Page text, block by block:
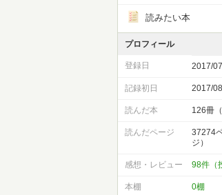
読みたい本
プロフィール
登録日 2017/
記録初日 2017/
読んだ本 126冊
読んだページ
37274
ジ）
感想・レビュー 98件（
本棚 0棚